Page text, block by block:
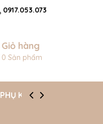
0917.053.073
Giỏ hàng
0 Sản phẩm
PHỤ KIỆN